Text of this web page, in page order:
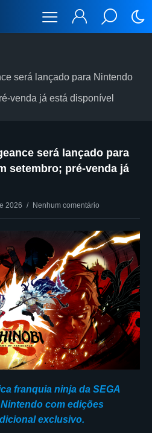
será lançado para Nintendo
venda já está disponível
será lançado para
setembro; pré-venda já
2026 Nenhum comentário
franquia ninja da SEGA
com edições
exclusivo.